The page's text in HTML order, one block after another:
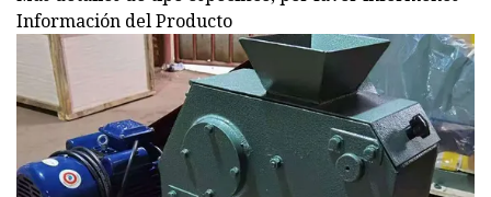
Información del Producto